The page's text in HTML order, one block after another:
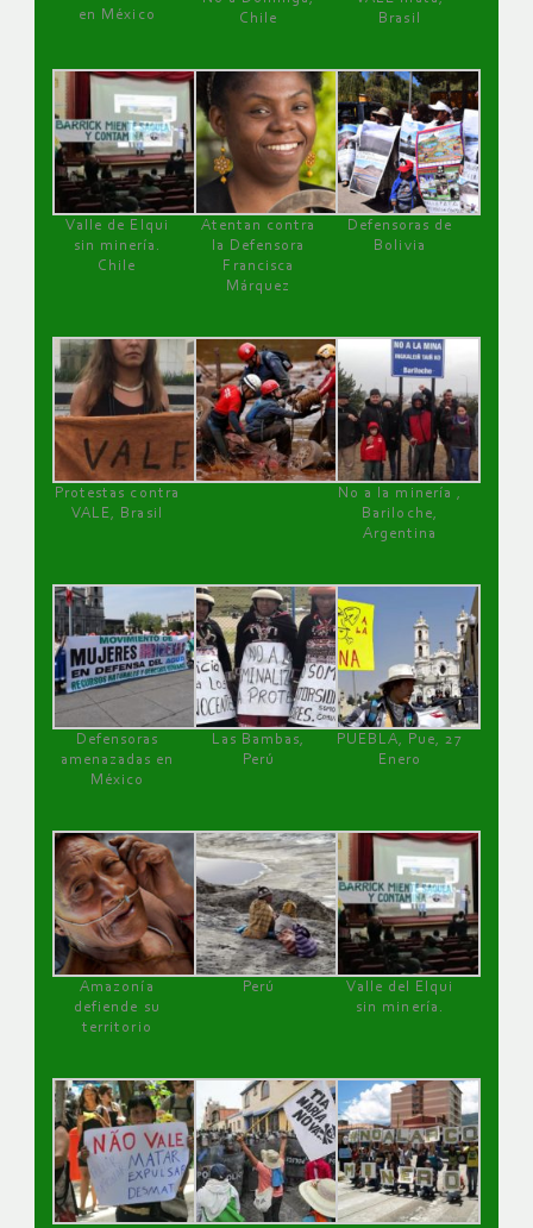
en México
Chile
Brasil
Valle de Elqui
sin minería.
Chile
Atentan contra
la Defensora
Francisca
Márquez
Defensoras de
Bolivia
Protestas contra
VALE, Brasil
No a la minería ,
Bariloche,
Argentina
Defensoras
amenazadas en
México
Las Bambas,
Perú
PUEBLA, Pue, 27
Enero
Amazonía
defiende su
territorio
Perú
Valle del Elqui
sin minería.